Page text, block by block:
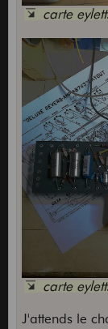
carte
carte
J'attends le